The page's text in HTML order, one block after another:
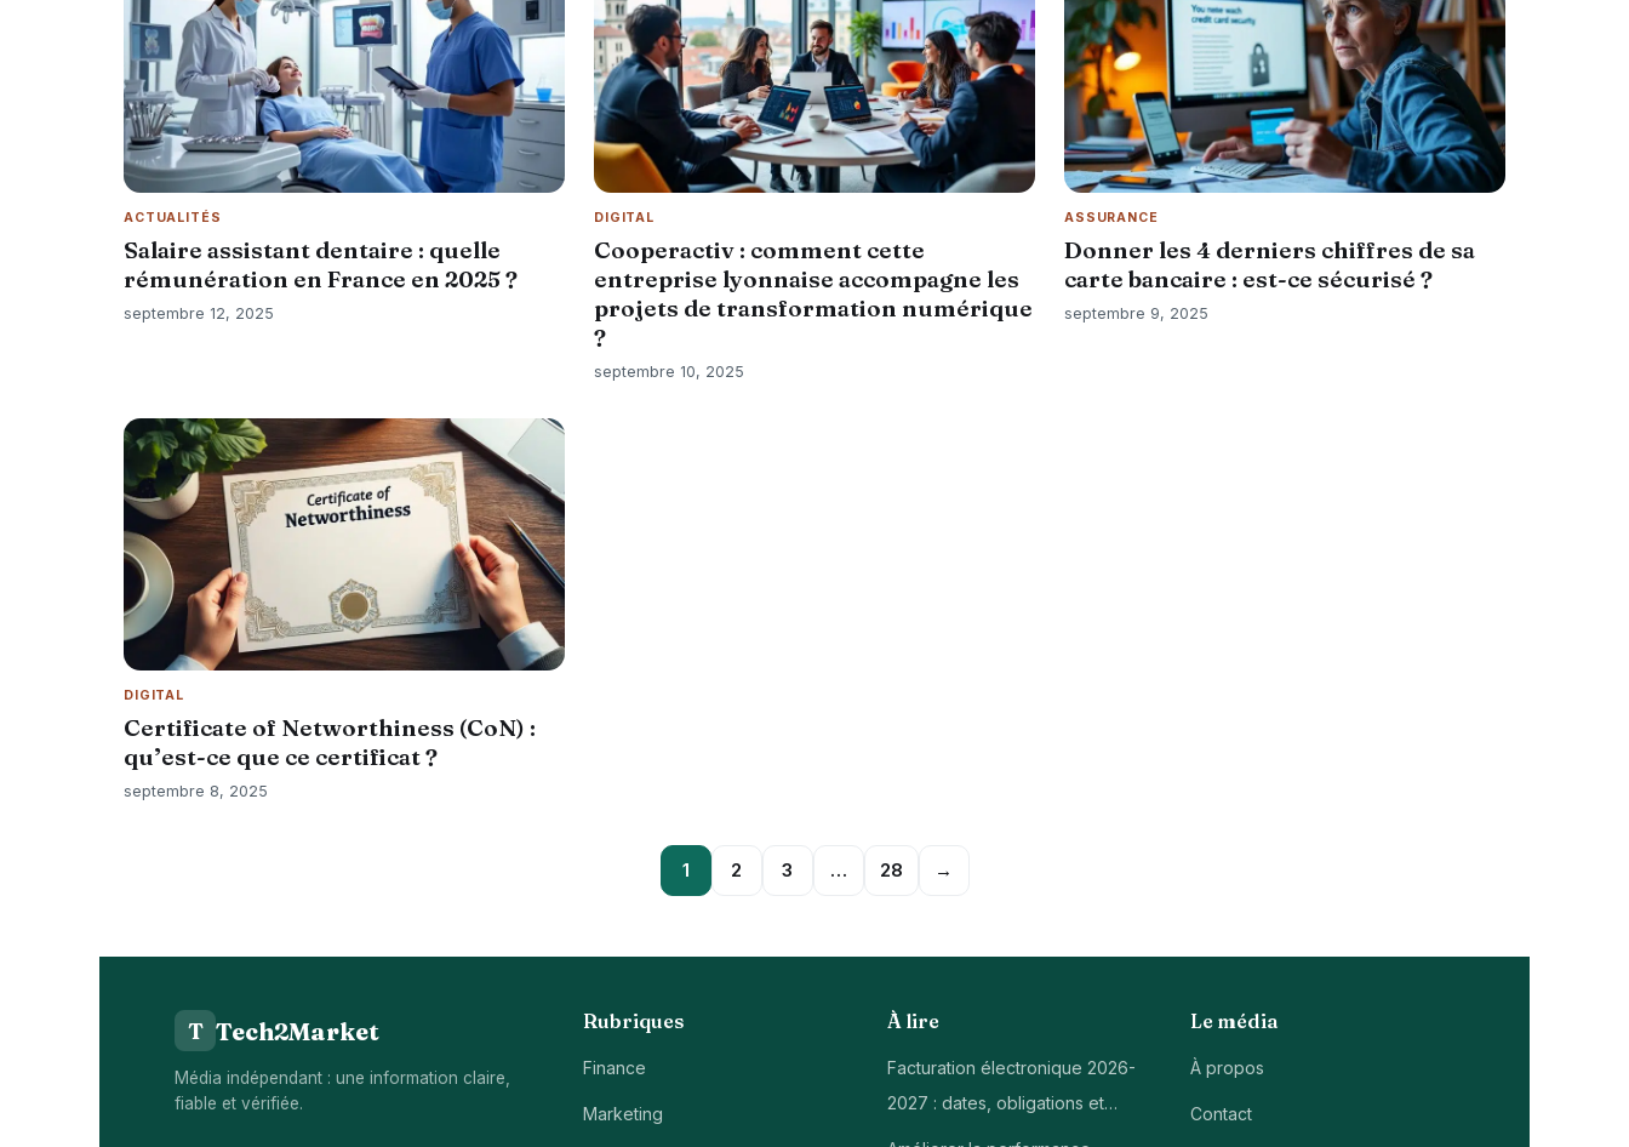
ACTUALITÉS
Salaire assistant dentaire : quelle
rémunération en France en 2025 ?
septembre 12, 2025
DIGITAL
Cooperactiv : comment cette
entreprise lyonnaise accompagne les
projets de transformation numérique
?
septembre 10, 2025
ASSURANCE
Donner les 4 derniers chiffres de sa
carte bancaire : est-ce sécurisé ?
septembre 9, 2025
DIGITAL
Certificate of Networthiness (CoN) :
qu’est-ce que ce certificat ?
septembre 8, 2025
1 2 3 … 28 →
T Tech2Market
Média indépendant : une information claire,
fiable et vérifiée.
Rubriques
Finance
Marketing
À lire
Facturation électronique 2026-
2027 : dates, obligations et…
Le média
À propos
Contact